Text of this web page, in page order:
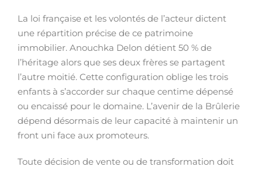
La loi française et les volontés de l’acteur dictent
une répartition précise de ce patrimoine
immobilier. Anouchka Delon détient 50 % de
l’héritage alors que ses deux frères se partagent
l’autre moitié. Cette configuration oblige les trois
enfants à s’accorder sur chaque centime dépensé
ou encaissé pour le domaine. L’avenir de la Brûlerie
dépend désormais de leur capacité à maintenir un
front uni face aux promoteurs.
Toute décision de vente ou de transformation doit